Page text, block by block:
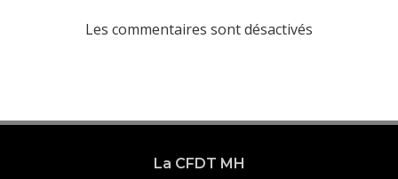
Les commentaires sont désactivés
La CFDT MH